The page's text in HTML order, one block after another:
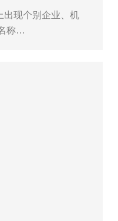
现个别企业、机
称…